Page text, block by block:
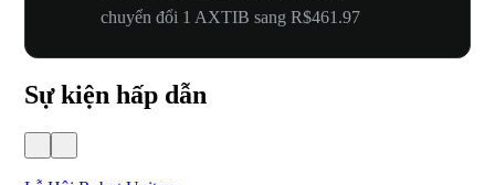
chuyển đổi 1 AXTIB sang R$461.97
Sự kiện hấp dẫn